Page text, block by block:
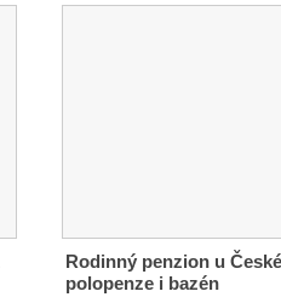
Rodinný penzion u
polopenze i bazén